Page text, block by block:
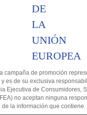
DE
LA
UNIÓN
EUROPEA
campaña de promoción
es de su exclusiva
Ejecutiva de Consumidores,
no aceptan ninguna
la información que contiene.